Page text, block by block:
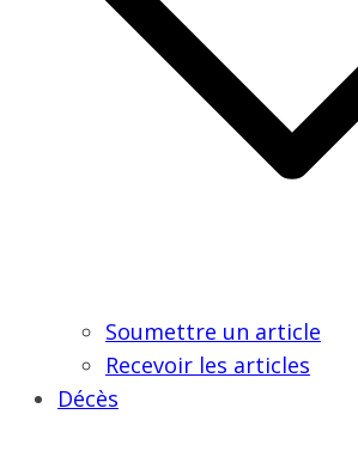
Soumettre un article
Recevoir les articles
Décès